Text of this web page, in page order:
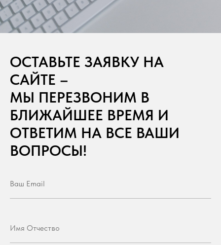
ОСТАВЬТЕ ЗАЯВКУ НА
САЙТЕ –
МЫ ПЕРЕЗВОНИМ В
БЛИЖАЙШЕЕ ВРЕМЯ И
ОТВЕТИМ НА ВСЕ ВАШИ
ВОПРОСЫ!